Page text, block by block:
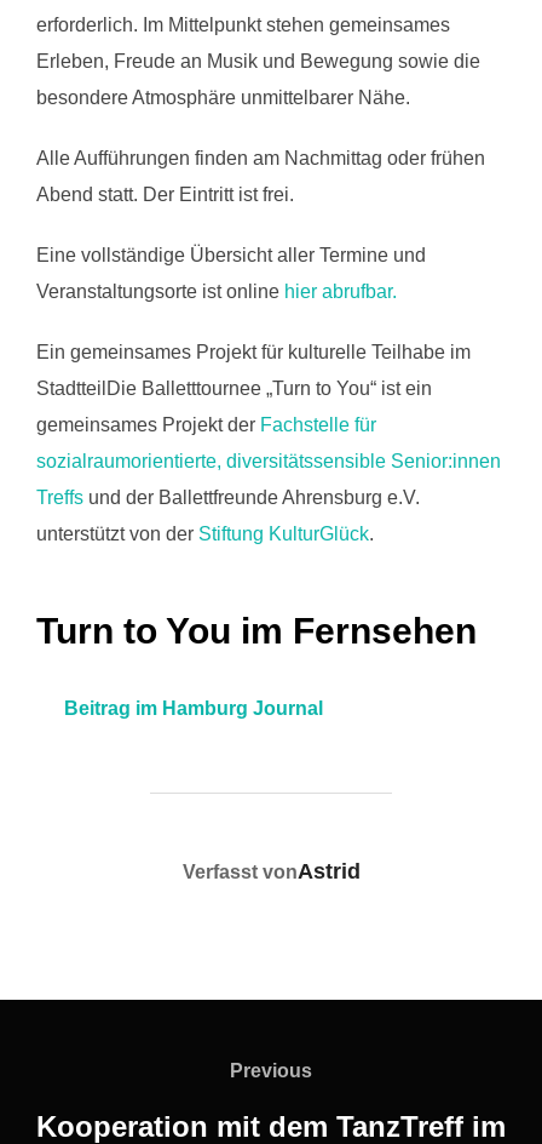
erforderlich. Im Mittelpunkt stehen gemeinsames
Erleben, Freude an Musik und Bewegung sowie die
besondere Atmosphäre unmittelbarer Nähe.
Alle Aufführungen finden am Nachmittag oder frühen
Abend statt. Der Eintritt ist frei.
Eine vollständige Übersicht aller Termine und
Veranstaltungsorte ist online hier abrufbar.
Ein gemeinsames Projekt für kulturelle Teilhabe im
StadtteilDie Balletttournee „Turn to You“ ist ein
gemeinsames Projekt der Fachstelle für
sozialraumorientierte, diversitätssensible Senior:innen
Treffs und der Ballettfreunde Ahrensburg e.V.
unterstützt von der Stiftung KulturGlück.
Turn to You im Fernsehen
Beitrag im Hamburg Journal
BEITRAGSAUTOR
Verfasst vonAstrid
Previous
Kooperation mit dem TanzTreff im